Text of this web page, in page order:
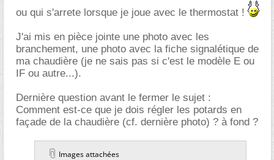
ou qui s'arrete lorsque je joue avec le thermostat !
J'ai mis en pièce jointe une photo avec les
branchement, une photo avec la fiche signalétique de
ma chaudière (je ne sais pas si c'est le modèle E ou
IF ou autre...).
Dernière question avant le fermer le sujet :
Comment est-ce que je dois régler les potards en
façade de la chaudière (cf. dernière photo) ? à fond ?
Images attachées